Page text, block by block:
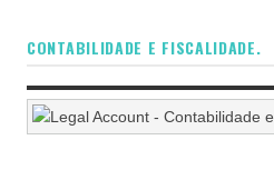
CONTABILIDADE E FISCALIDADE.